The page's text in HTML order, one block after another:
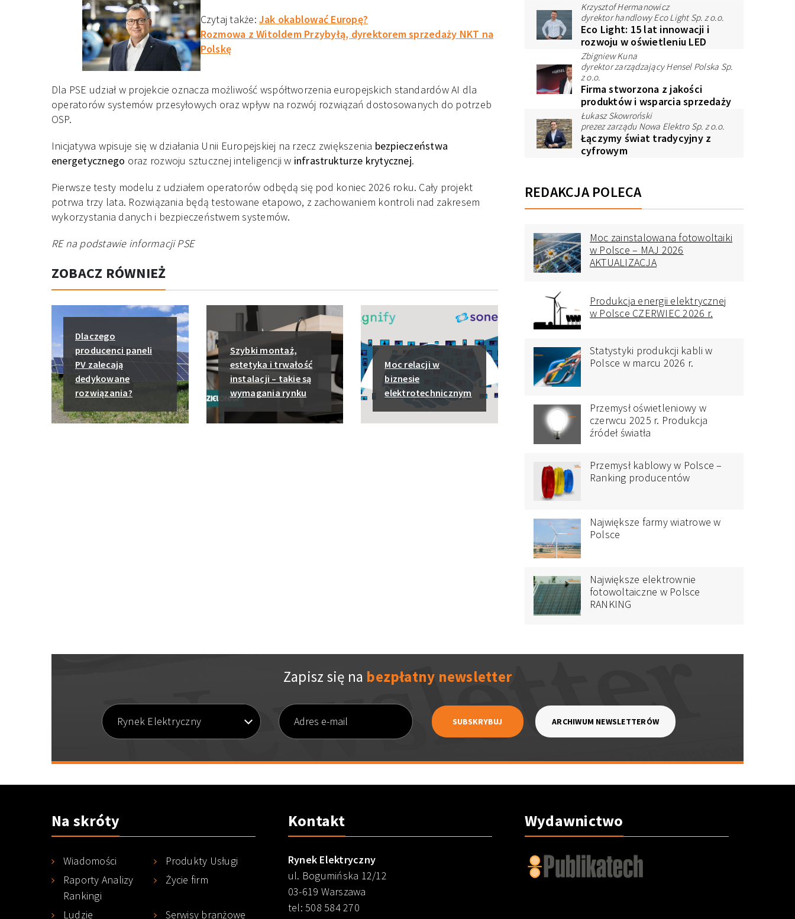
Czytaj także:Jak okablować Europę?
Rozmowa z Witoldem Przybyłą, dyrektorem sprzedaży NKT na
Polskę
Dla PSE udział w projekcie oznacza możliwość współtworzenia europejskich standardów AI dla
operatorów systemów przesyłowych oraz wpływ na rozwój rozwiązań dostosowanych do potrzeb
OSP.
Inicjatywa wpisuje się w działania Unii Europejskiej na rzecz zwiększenia bezpieczeństwa
energetycznego oraz rozwoju sztucznej inteligencji w infrastrukturze krytycznej.
Pierwsze testy modelu z udziałem operatorów odbędą się pod koniec 2026 roku. Cały projekt
potrwa trzy lata. Rozwiązania będą testowane etapowo, z zachowaniem kontroli nad zakresem
wykorzystania danych i bezpieczeństwem systemów.
RE na podstawie informacji PSE
ZOBACZ RÓWNIEŻ
Dlaczego
producenci paneli
PV zalecają
dedykowane
rozwiązania?
Szybki montaż,
estetyka i trwałość
instalacji – takie są
wymagania rynku
Moc relacji w
biznesie
elektrotechnicznym
Krzysztof Hermanowicz
dyrektor handlowy Eco Light Sp. z o.o.
Eco Light: 15 lat innowacji i
rozwoju w oświetleniu LED
Zbigniew Kuna
dyrektor zarządzający Hensel Polska Sp.
z o.o.
Firma stworzona z jakości
produktów i wsparcia sprzedaży
Łukasz Skowroński
prezez zarządu Nowa Elektro Sp. z o.o.
Łączymy świat tradycyjny z
cyfrowym
REDAKCJA POLECA
Moc zainstalowana fotowoltaiki
w Polsce – MAJ 2026
AKTUALIZACJA
Produkcja energii elektrycznej
w Polsce CZERWIEC 2026 r.
Statystyki produkcji kabli w
Polsce w marcu 2026 r.
Przemysł oświetleniowy w
czerwcu 2025 r. Produkcja
źródeł światła
Przemysł kablowy w Polsce –
Ranking producentów
Największe farmy wiatrowe w
Polsce
Największe elektrownie
fotowoltaiczne w Polsce
RANKING
Zapisz się na bezpłatny newsletter
Rynek Elektryczny ARCHIWUM NEWSLETTERÓW
Na skróty
Wiadomości
Produkty Usługi
Raporty Analizy
Rankingi
Życie firm
Ludzie Serwisy branżowe
Kontakt
Rynek Elektryczny
ul. Bogumińska 12/12
03-619 Warszawa
tel: 508 584 270
Wydawnictwo